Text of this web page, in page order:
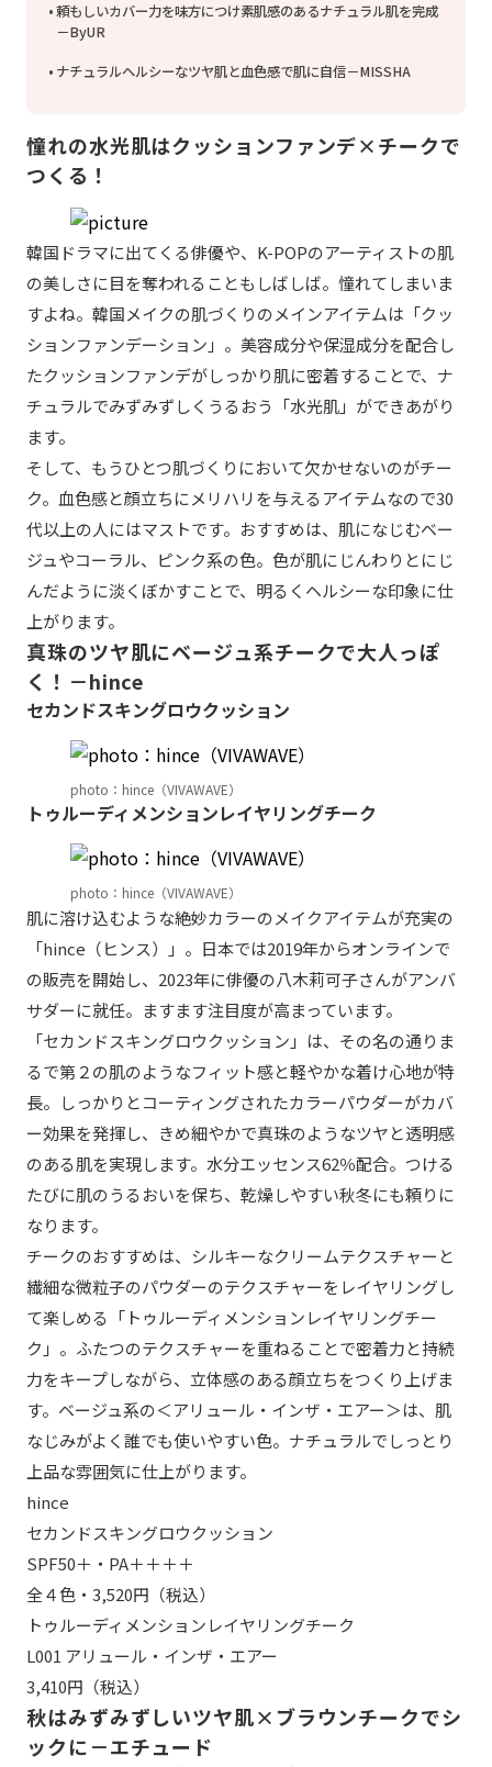
頼もしいカバー力を味方につけ素肌感のあるナチュラル肌を完成
－ByUR
ナチュラルヘルシーなツヤ肌と血色感で肌に自信－MISSHA
憧れの水光肌はクッションファンデ×チークで
つくる！
韓国ドラマに出てくる俳優や、K-POPのアーティストの肌
の美しさに目を奪われることもしばしば。憧れてしまいま
すよね。韓国メイクの肌づくりのメインアイテムは「クッ
ションファンデーション」。美容成分や保湿成分を配合し
たクッションファンデがしっかり肌に密着することで、ナ
チュラルでみずみずしくうるおう「水光肌」ができあがり
ます。
そして、もうひとつ肌づくりにおいて欠かせないのがチー
ク。血色感と顔立ちにメリハリを与えるアイテムなので30
代以上の人にはマストです。おすすめは、肌になじむベー
ジュやコーラル、ピンク系の色。色が肌にじんわりとにじ
んだように淡くぼかすことで、明るくヘルシーな印象に仕
上がります。
真珠のツヤ肌にベージュ系チークで大人っぽ
く！－hince
セカンドスキングロウクッション
photo：hince（VIVAWAVE）
トゥルーディメンションレイヤリングチーク
photo：hince（VIVAWAVE）
肌に溶け込むような絶妙カラーのメイクアイテムが充実の
「hince（ヒンス）」。日本では2019年からオンラインで
の販売を開始し、2023年に俳優の八木莉可子さんがアンバ
サダーに就任。ますます注目度が高まっています。
「セカンドスキングロウクッション」は、その名の通りま
るで第２の肌のようなフィット感と軽やかな着け心地が特
長。しっかりとコーティングされたカラーパウダーがカバ
ー効果を発揮し、きめ細やかで真珠のようなツヤと透明感
のある肌を実現します。水分エッセンス62％配合。つける
たびに肌のうるおいを保ち、乾燥しやすい秋冬にも頼りに
なります。
チークのおすすめは、シルキーなクリームテクスチャーと
繊細な微粒子のパウダーのテクスチャーをレイヤリングし
て楽しめる「トゥルーディメンションレイヤリングチー
ク」。ふたつのテクスチャーを重ねることで密着力と持続
力をキープしながら、立体感のある顔立ちをつくり上げま
す。ベージュ系の＜アリュール・インザ・エアー＞は、肌
なじみがよく誰でも使いやすい色。ナチュラルでしっとり
上品な雰囲気に仕上がります。
hince
セカンドスキングロウクッション
SPF50＋・PA＋＋＋＋
全４色・3,520円（税込）
トゥルーディメンションレイヤリングチーク
L001 アリュール・インザ・エアー
3,410円（税込）
秋はみずみずしいツヤ肌×ブラウンチークでシ
ックに－エチュード